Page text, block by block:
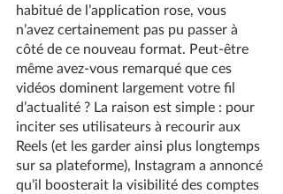
habitué de l’application rose, vous
n’avez certainement pas pu passer à
côté de ce nouveau format. Peut-être
même avez-vous remarqué que ces
vidéos dominent largement votre fil
d’actualité ? La raison est simple : pour
inciter ses utilisateurs à recourir aux
Reels (et les garder ainsi plus longtemps
sur sa plateforme), Instagram a annoncé
qu’il boosterait la visibilité des comptes